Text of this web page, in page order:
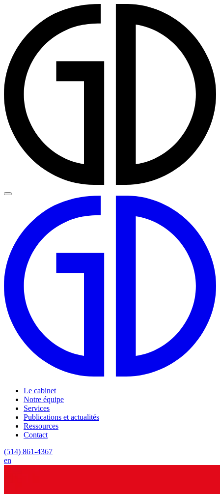
Le cabinet
Notre équipe
Services
Publications et actualités
Ressources
Contact
(514) 861-4367
en